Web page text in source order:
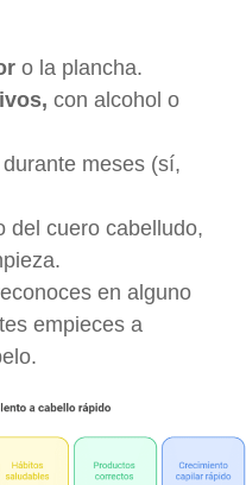
o la plancha.
con alcohol o
durante meses (sí,
del cuero cabelludo,
en alguno
empieces a